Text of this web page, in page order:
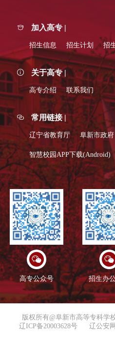
加入高专 |
招生信息 招生计划 招
关于高专 |
高专介绍 联系我们
常用链接 |
辽宁省教育厅 阜新市政府
智慧校园APP下载(Android)
高专公众号 招生办
版权所有@阜新市高等专科学
辽ICP备20003628号
辽公安